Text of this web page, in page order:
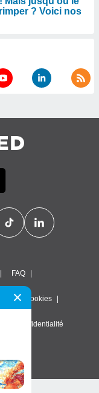
? Voici nos
FAQ
Cookies
de confidentialité